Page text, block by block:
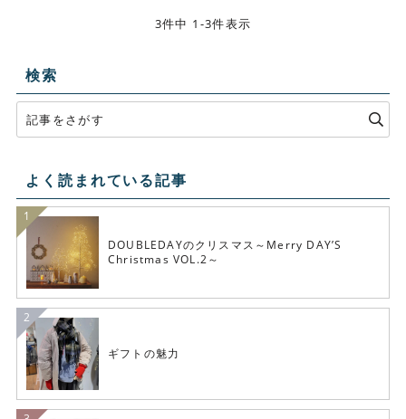
3件中 1-3件表示
検索
よく読まれている記事
DOUBLEDAYのクリスマス～Merry DAY’S
Christmas VOL.2～
ギフトの魅力